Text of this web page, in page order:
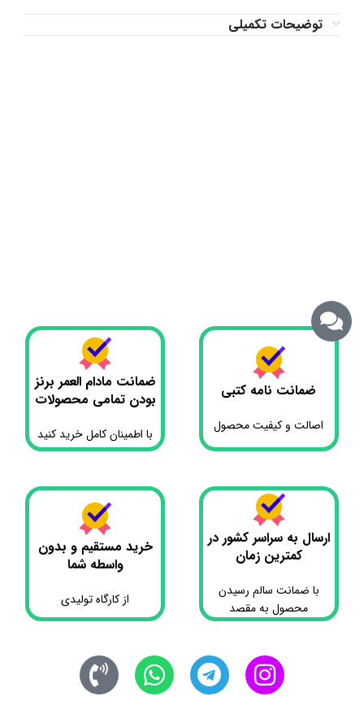
توضیحات تکمیلی
ضمانت نامه کتبی
اصالت و کیفیت محصول
ضمانت مادام العمر برنز
بودن تمامی محصولات
با اطمینان کامل خرید کنید
ارسال به سراسر کشور در
کمترین زمان
با ضمانت سالم رسیدن
محصول به مقصد
خرید مستقیم و بدون
واسطه شما
از کارگاه تولیدی